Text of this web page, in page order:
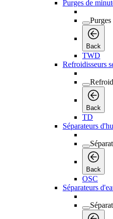
Purges de
Back
TWD
Refroidisseurs
Back
TD
Séparateurs
Back
OSC
Séparateurs